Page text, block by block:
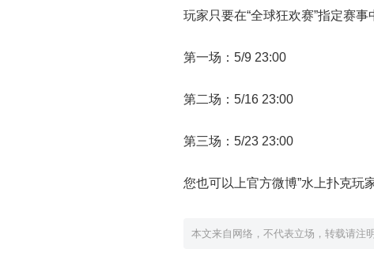
玩家只要在“全球狂欢赛”指定赛
第一场：5/9 23:00
第二场：5/16 23:00
第三场：5/23 23:00
您也可以上官方微博”水上扑克玩
本文来自网络，不代表立场，转载请注